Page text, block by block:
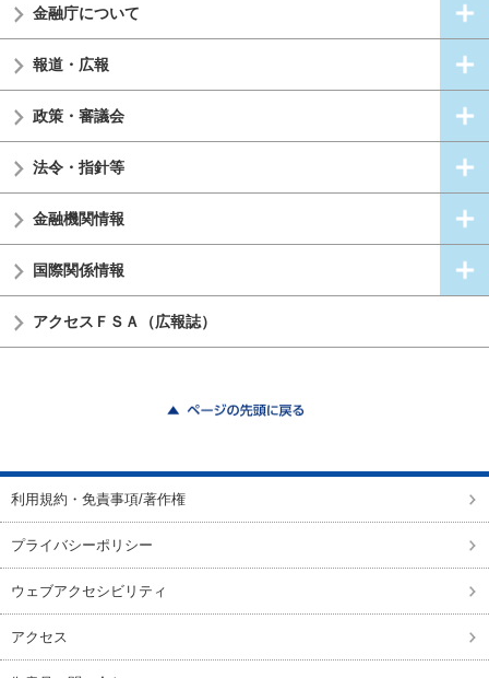
金融庁について
報道・広報
政策・審議会
法令・指針等
金融機関情報
国際関係情報
アクセスＦＳＡ（広報誌）
利用規約・免責事項/著作権
プライバシーポリシー
ウェブアクセシビリティ
アクセス